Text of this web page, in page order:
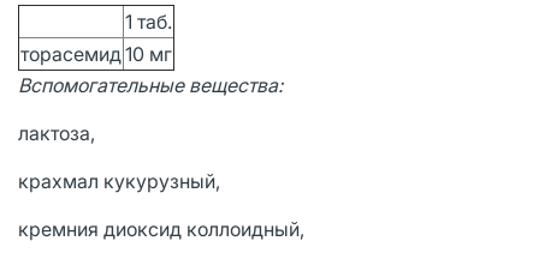
1 таб.
торасемид10 мг
Вспомогательные вещества:
лактоза,
крахмал кукурузный,
кремния диоксид коллоидный,